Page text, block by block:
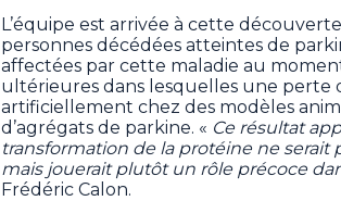
L’équipe est arrivée à cette
personnes décédées atteintes de
affectées par cette maladie au
ultérieures dans lesquelles une perte
artificiellement chez des modèles
d’agrégats de parkine. « Ce résultat
transformation de la protéine ne serait
mais jouerait plutôt un rôle précoce
Frédéric Calon.